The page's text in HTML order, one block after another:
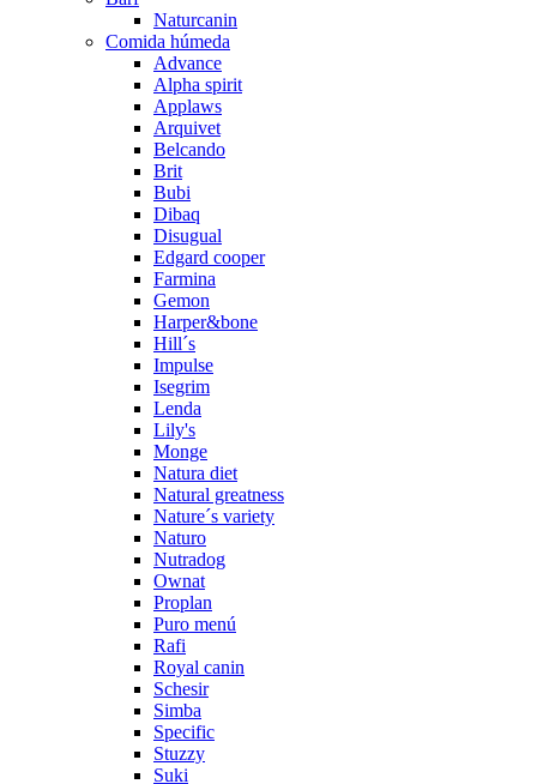
Naturcanin
Comida húmeda
Advance
Alpha spirit
Applaws
Arquivet
Belcando
Brit
Bubi
Dibaq
Disugual
Edgard cooper
Farmina
Gemon
Harper&bone
Hill´s
Impulse
Isegrim
Lenda
Lily's
Monge
Natura diet
Natural greatness
Nature´s variety
Naturo
Nutradog
Ownat
Proplan
Puro menú
Rafi
Royal canin
Schesir
Simba
Specific
Stuzzy
Suki